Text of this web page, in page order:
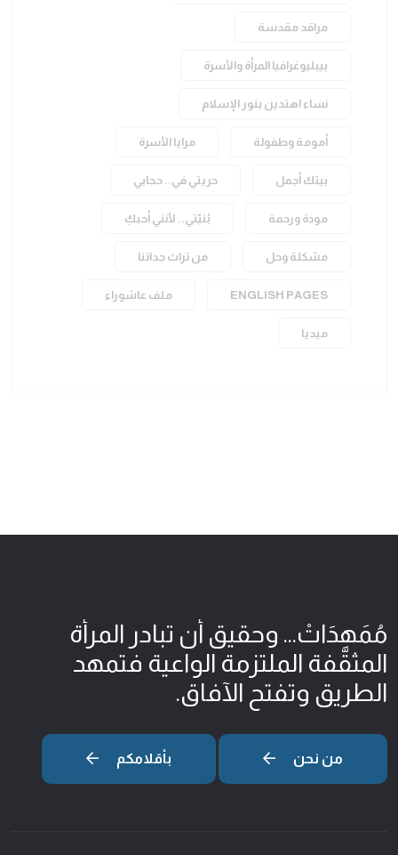
مراقد مقدسة
بيبليوغرافيا المرأة والأسرة
نساء اهتدين بنور الإسلام
أمومة وطفولة مرايا الأسرة
بيتك أجمل حريتي في.. حجابي
مودة ورحمة بُنيّتي.. لأنني أحبكِ
مشكلة وحل من تراث جداتنا
ENGLISH PAGES ملف عاشوراء
ميديا
مُمَهِدَاتْ... وحقيق أن تبادر المرأة
المثقّفة الملتزمة الواعية فتمهد
الطريق وتفتح الآفاق.
من نحن بأقلامكم